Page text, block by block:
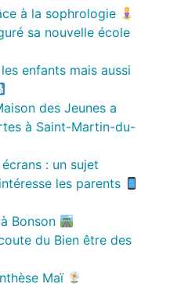
à la sophrologie
sa nouvelle école
enfants mais aussi
des Jeunes a
à Saint-Martin-du-
: un sujet
les parents
Bonson
du Bien être des
Maï